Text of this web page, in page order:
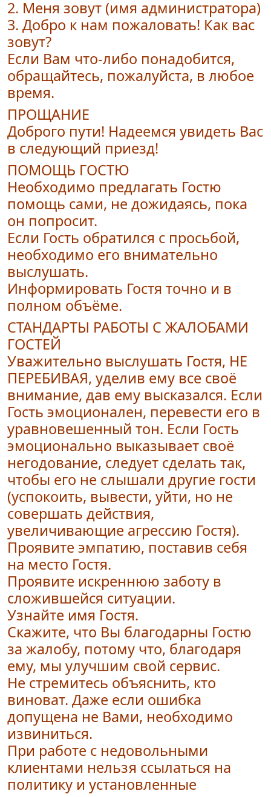
2. Меня зовут (имя администратора)
3. Добро к нам пожаловать! Как вас
зовут?
Если Вам что-либо понадобится,
обращайтесь, пожалуйста, в любое
время.
ПРОЩАНИЕ
Доброго пути! Надеемся увидеть Вас
в следующий приезд!
ПОМОЩЬ ГОСТЮ
Необходимо предлагать Гостю
помощь сами, не дожидаясь, пока
он попросит.
Если Гость обратился с просьбой,
необходимо его внимательно
выслушать.
Информировать Гостя точно и в
полном объёме.
СТАНДАРТЫ РАБОТЫ С ЖАЛОБАМИ
ГОСТЕЙ
Уважительно выслушать Гостя, НЕ
ПЕРЕБИВАЯ, уделив ему все своё
внимание, дав ему высказался. Если
Гость эмоционален, перевести его в
уравновешенный тон. Если Гость
эмоционально выказывает своё
негодование, следует сделать так,
чтобы его не слышали другие гости
(успокоить, вывести, уйти, но не
совершать действия,
увеличивающие агрессию Гостя).
Проявите эмпатию, поставив себя
на место Гостя.
Проявите искреннюю заботу в
сложившейся ситуации.
Узнайте имя Гостя.
Скажите, что Вы благодарны Гостю
за жалобу, потому что, благодаря
ему, мы улучшим свой сервис.
Не стремитесь объяснить, кто
виноват. Даже если ошибка
допущена не Вами, необходимо
извиниться.
При работе с недовольными
клиентами нельзя ссылаться на
политику и установленные